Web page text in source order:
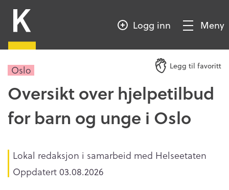
HOVEDINNHOLD
KompetansebroenLogg inn
Vis/SkjulMeny
Legg til favoritt
Oslo
Oversikt over hjelpetilbud
for barn og unge i Oslo
Lokal redaksjon i samarbeid med Helseetaten
Oppdatert03.08.2026